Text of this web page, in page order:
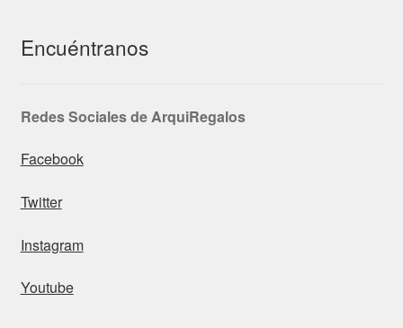
Encuéntranos
Redes Sociales de ArquiRegalos
Facebook
Twitter
Instagram
Youtube